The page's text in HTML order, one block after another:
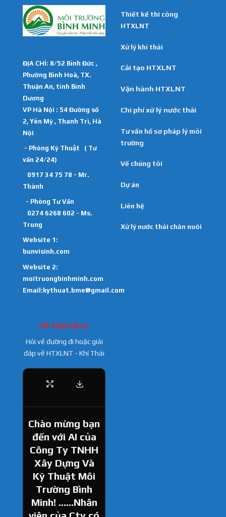
ĐỊA CHỈ: 8/52 Bình Đức ,
Phường Bình Hoà, TX.
Thuận An, tỉnh Bình
Dương
VP Hà Nội : 54 Đường số
2, Yên Mỹ , Thanh Trì, Hà
Nội
- Phòng Kỹ Thuật ( Tư
vấn 24/24)
0917 34 75 78 - Mr.
Thành
- Phòng Tư Vấn
0274 6268 602 - Ms.
Trung
Website 1:
bunvisinh.com
Website 2:
moitruongbinhminh.com
Email:kythuat.bme@gmail.com
Thiết kế thi công
HTXLNT
Xử lý khí thải
Cải tạo HTXLNT
Vận hành HTXLNT
Chi phí xử lý nước thải
Tư vấn hồ sơ pháp lý môi
trường
Về chúng tôi
Dự án
Liên hệ
Xử lý nước thải chăn nuôi
HỖ TRỢ VỚI AI
Hỏi về đường đi hoặc giải
đáp về HTXLNT - Khí Thải
Chào mừng bạn
đến với AI của
Công Ty TNHH
Xây Dựng Và
Kỹ Thuật Môi
Trường Bình
Minh! ......Nhân